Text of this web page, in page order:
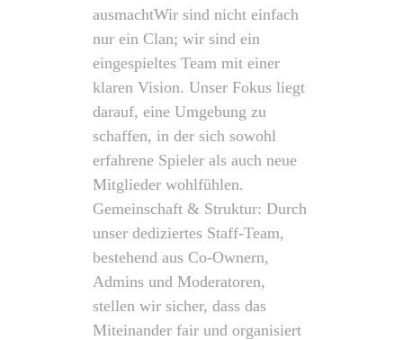
ausmacht ​Wir sind nicht einfach
nur ein Clan; wir sind ein
eingespieltes Team mit einer
klaren Vision. Unser Fokus liegt
darauf, eine Umgebung zu
schaffen, in der sich sowohl
erfahrene Spieler als auch neue
Mitglieder wohlfühlen. ​
Gemeinschaft & Struktur: Durch
unser dediziertes Staff-Team,
bestehend aus Co-Ownern,
Admins und Moderatoren,
stellen wir sicher, dass das
Miteinander fair und organisiert